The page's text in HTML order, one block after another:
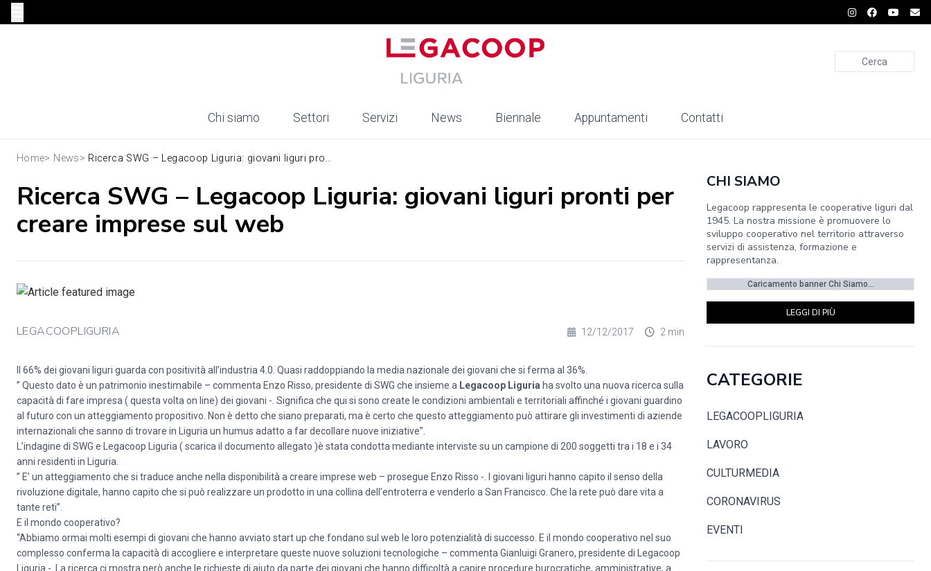
Cerca
Chi siamo Settori Servizi News Biennale Appuntamenti Contatti
Home> News> Ricerca SWG – Legacoop Liguria: giovani liguri pro...
Ricerca SWG – Legacoop Liguria: giovani liguri pronti per
creare imprese sul web
LEGACOOPLIGURIA 12/12/2017 2 min
Il 66% dei giovani liguri guarda con positività all’industria 4.0. Quasi raddoppiando la media nazionale dei giovani che si ferma al 36%.
” Questo dato è un patrimonio inestimabile – commenta Enzo Risso, presidente di SWG che insieme a Legacoop Liguria ha svolto una nuova ricerca sulla
capacità di fare impresa ( questa volta on line) dei giovani -. Significa che qui si sono create le condizioni ambientali e territoriali affinché i giovani guardino
al futuro con un atteggiamento propositivo. Non è detto che siano preparati, ma è certo che questo atteggiamento può attirare gli investimenti di aziende
internazionali che sanno di trovare in Liguria un humus adatto a far decollare nuove iniziative”.
L’indagine di SWG e Legacoop Liguria ( scarica il documento allegato )è stata condotta mediante interviste su un campione di 200 soggetti tra i 18 e i 34
anni residenti in Liguria.
” E’ un atteggiamento che si traduce anche nella disponibilità a creare imprese web – prosegue Enzo Risso -. I giovani liguri hanno capito il senso della
rivoluzione digitale, hanno capito che si può realizzare un prodotto in una collina dell’entroterra e venderlo a San Francisco. Che la rete può dare vita a
tante reti”.
E il mondo cooperativo?
“Abbiamo ormai molti esempi di giovani che hanno avviato start up che fondano sul web le loro potenzialità di successo. E il mondo cooperativo nel suo
complesso conferma la capacità di accogliere e interpretare queste nuove soluzioni tecnologiche – commenta Gianluigi Granero, presidente di Legacoop
Liguria -. La ricerca ci mostra però anche le richieste di aiuto da parte dei giovani che hanno difficoltà a capire procedure burocratiche, amministrative, a
CHI SIAMO
Legacoop rappresenta le cooperative liguri dal
1945. La nostra missione è promuovere lo
sviluppo cooperativo nel territorio attraverso
servizi di assistenza, formazione e
rappresentanza.
Caricamento banner Chi Siamo...
LEGGI DI PIÙ
CATEGORIE
LEGACOOPLIGURIA
LAVORO
CULTURMEDIA
CORONAVIRUS
EVENTI